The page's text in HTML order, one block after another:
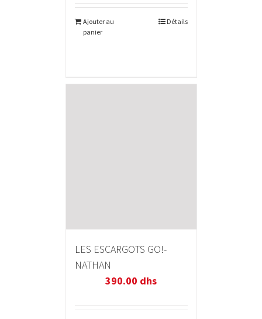
Ajouter au
panier
Détails
LES ESCARGOTS GO!-
NATHAN
390.00 dhs